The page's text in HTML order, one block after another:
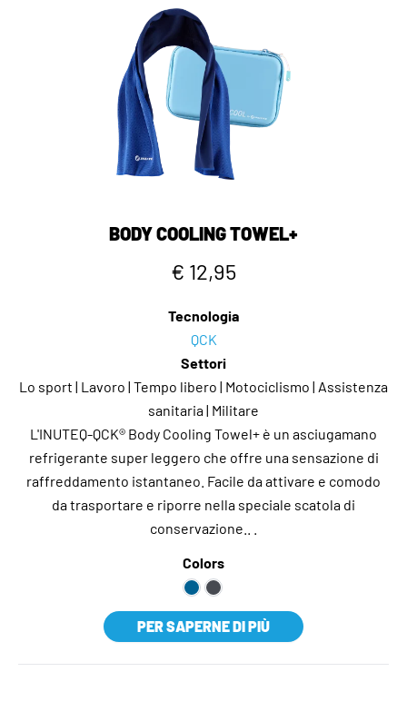
BODY COOLING TOWEL+
€ 12,95
Tecnologia
QCK
Settori
Lo sport | Lavoro | Tempo libero | Motociclismo | Assistenza
sanitaria | Militare
L'INUTEQ-QCK® Body Cooling Towel+ è un asciugamano
refrigerante super leggero che offre una sensazione di
raffreddamento istantaneo. Facile da attivare e comodo
da trasportare e riporre nella speciale scatola di
conservazione.. .
Colors
PER SAPERNE DI PIÙ